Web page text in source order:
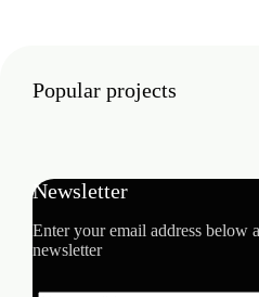
Popular projects
Newsletter
Enter your email address below
newsletter